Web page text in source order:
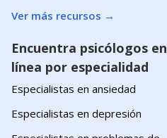
Ver más recursos →
Encuentra psicólogos en
línea por especialidad
Especialistas en ansiedad
Especialistas en depresión